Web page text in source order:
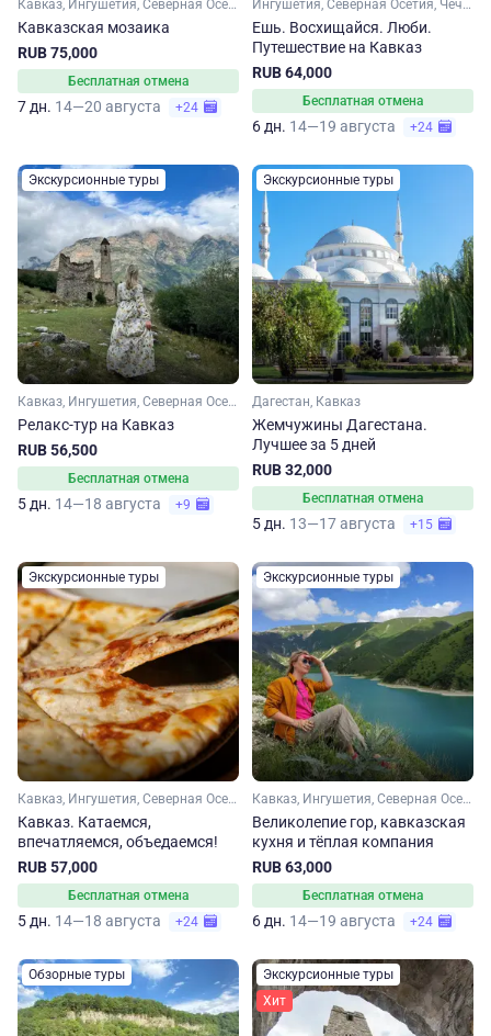
Кавказ, Ингушетия, Северная Осетия, Чечня, Дагестан, Кабардино-Балкария
Кавказская мозаика
RUB 75,000
Бесплатная отмена
7 дн. 14—20 августа +24
Ингушетия, Северная Осетия, Чечня, Кавказ, Дагестан
Ешь. Восхищайся. Люби.
Путешествие на Кавказ
RUB 64,000
Бесплатная отмена
6 дн. 14—19 августа +24
Экскурсионные туры
Кавказ, Ингушетия, Северная Осетия
Релакс-тур на Кавказ
RUB 56,500
Бесплатная отмена
5 дн. 14—18 августа +9
Экскурсионные туры
Дагестан, Кавказ
Жемчужины Дагестана.
Лучшее за 5 дней
RUB 32,000
Бесплатная отмена
5 дн. 13—17 августа +15
Экскурсионные туры
Кавказ, Ингушетия, Северная Осетия, Чечня
Кавказ. Катаемся,
впечатляемся, объедаемся!
RUB 57,000
Бесплатная отмена
5 дн. 14—18 августа +24
Экскурсионные туры
Кавказ, Ингушетия, Северная Осетия, Чечня
Великолепие гор, кавказская
кухня и тёплая компания
RUB 63,000
Бесплатная отмена
6 дн. 14—19 августа +24
Обзорные туры
Экскурсионные туры
Хит